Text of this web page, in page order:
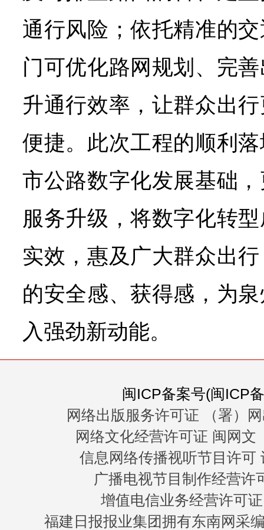
通行风险；依托精准的
门可优化路网规划、完
升通行效率，让群众出
便捷。此次工程的顺利
市公路数字化发展基础
服务升级，将数字化转
实效，惠及广大群众出
的安全感、获得感，为
入强劲新动能。
闽ICP备案号(闽ICP
网络出版服务许可证 （署）
网络文化经营许可证 闽网文
信息网络传播视听节目许可
广播电视节目制作经营许
增值电信业务经营许可
福建日报报业集团拥有东南网采